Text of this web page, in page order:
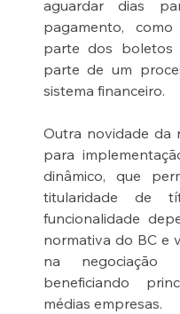
aguardar dias
pagamento,
parte dos boletos
parte de um
sistema financeiro.
Outra novidade da
para
dinâmico, que
titularidade de
funcionalidade
normativa do BC e
na negociação
beneficiando
médias empresas.